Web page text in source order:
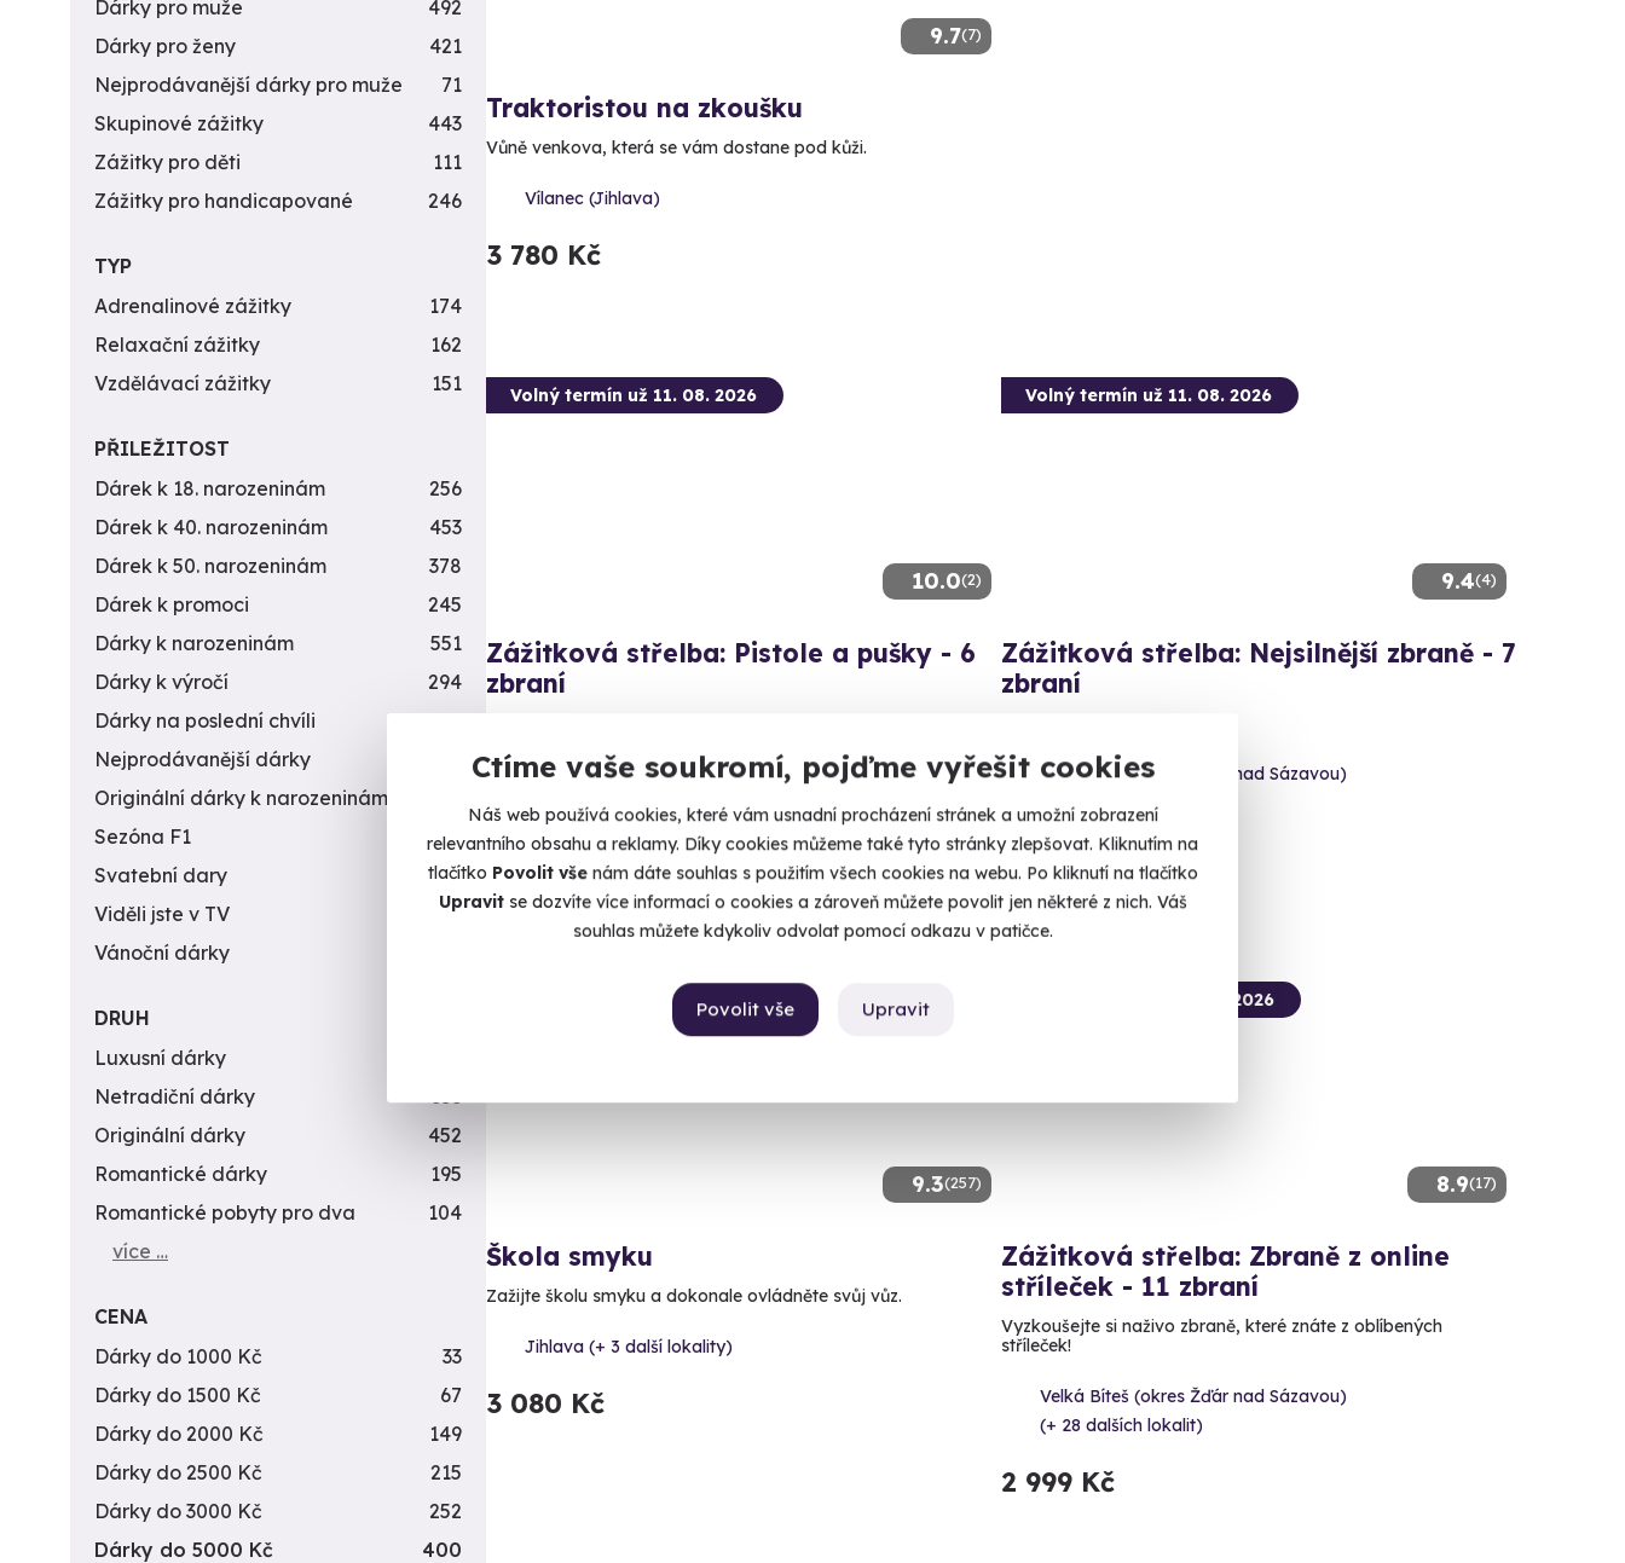
Ctíme vaše soukromí, pojďme vyřešit cookies
Náš web používá cookies, které vám usnadní procházení stránek a umožní zobrazení
relevantního obsahu a reklamy. Díky cookies můžeme také tyto stránky zlepšovat. Kliknutím na
tlačítko Povolit vše nám dáte souhlas s použitím všech cookies na webu. Po kliknutí na tlačítko
Upravitse dozvíte více informací o cookies a zároveň můžete povolit jen některé z nich. Váš
souhlas můžete kdykoliv odvolat pomocí odkazu v patičce.
Upravit
Povolit vše
9.7(7)
Traktoristou na zkoušku
Vůně venkova, která se vám dostane pod kůži.
Vílanec (Jihlava)
3 780 Kč
10.0(2)
Volný termín už 11. 08. 2026
Zážitková střelba: Pistole a pušky - 6
zbraní
Velká Bíteš (okres Žďár nad Sázavou)
(+ 28 dalších lokalit)
3 599 Kč
9.4(4)
Volný termín už 11. 08. 2026
Zážitková střelba: Nejsilnější zbraně - 7
zbraní
Velká Bíteš (okres Žďár nad Sázavou)
(+ 28 dalších lokalit)
3 599 Kč
9.3(257)
Volný termín už 17. 08. 2026
Škola smyku
Zažijte školu smyku a dokonale ovládněte svůj vůz.
Jihlava (+ 3 další lokality)
3 080 Kč
8.9(17)
Volný termín už 14. 08. 2026
Zážitková střelba: Zbraně z online
stříleček - 11 zbraní
Vyzkoušejte si naživo zbraně, které znáte z oblíbených
stříleček!
Velká Bíteš (okres Žďár nad Sázavou)
(+ 28 dalších lokalit)
2 999 Kč
Dárky pro muže
492
Dárky pro ženy
421
Nejprodávanější dárky pro muže
71
Skupinové zážitky
443
Zážitky pro děti
111
Zážitky pro handicapované
246
TYP
Adrenalinové zážitky
174
Relaxační zážitky
162
Vzdělávací zážitky
151
PŘILEŽITOST
Dárek k 18. narozeninám
256
Dárek k 40. narozeninám
453
Dárek k 50. narozeninám
378
Dárek k promoci
245
Dárky k narozeninám
551
Dárky k výročí
294
Dárky na poslední chvíli
450
Nejprodávanější dárky
Originální dárky k narozeninám
Sezóna F1
4
Svatební dary
196
Viděli jste v TV
31
Vánoční dárky
DRUH
Luxusní dárky
Netradiční dárky
353
Originální dárky
452
Romantické dárky
195
Romantické pobyty pro dva
104
více …
CENA
Dárky do 1000 Kč
33
Dárky do 1500 Kč
67
Dárky do 2000 Kč
149
Dárky do 2500 Kč
215
Dárky do 3000 Kč
252
Dárky do 5000 Kč
400